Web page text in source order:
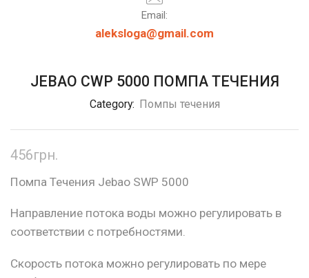
Email:
aleksloga@gmail.com
JEBAO CWP 5000 ПОМПА ТЕЧЕНИЯ
Category: Помпы течения
456грн.
Помпа Течения Jebao SWP 5000
Направление потока воды можно регулировать в
соответствии с потребностями.
Скорость потока можно регулировать по мере